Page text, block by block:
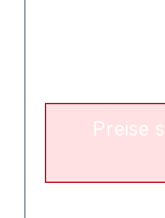
Preise